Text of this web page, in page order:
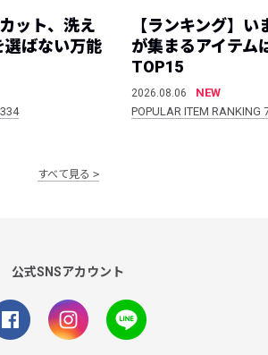
ット、洗え
ばない万能
【ランキング】
が集まるアイテム
TOP15
2026.08.06
NEW
POPULAR ITEM
すべて見る
公式SNSアカウント